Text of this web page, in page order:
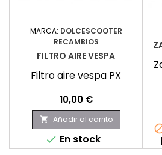
MARCA: DOLCESCOOTER
RECAMBIOS
FILTRO AIRE VESPA
Filtro aire vespa PX
Precio
10,00 €
 Añadir al carrito
 En stock